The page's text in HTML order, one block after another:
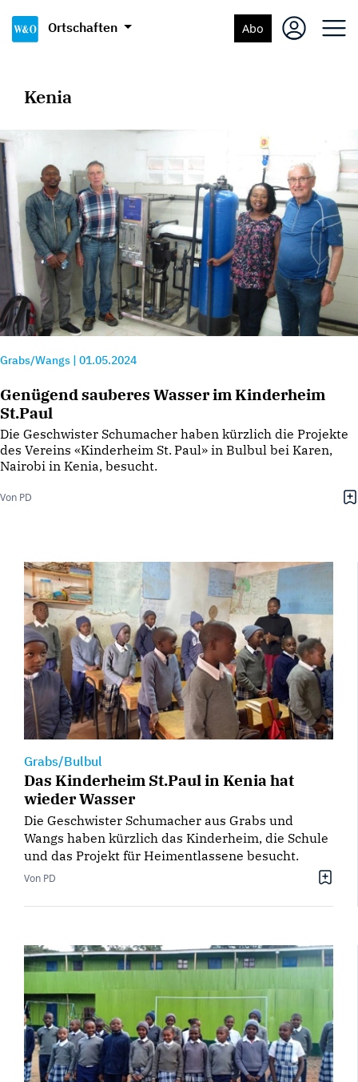
Ortschaften Abo
Kenia
Grabs/Wangs 01.05.2024
Genügend sauberes Wasser im Kinderheim
St.Paul
Die Geschwister Schumacher haben kürzlich die Projekte
des Vereins «Kinderheim St. Paul» in Bulbul bei Karen,
Nairobi in Kenia, besucht.
Von PD
Grabs/Bulbul
Das Kinderheim St.Paul in Kenia hat
wieder Wasser
Die Geschwister Schumacher aus Grabs und
Wangs haben kürzlich das Kinderheim, die Schule
und das Projekt für Heimentlassene besucht.
Von PD